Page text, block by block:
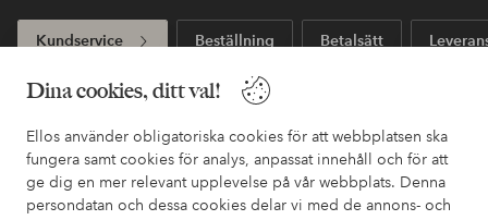
Dina cookies, ditt val!
Ellos använder obligatoriska cookies för att webbplatsen ska
fungera samt cookies för analys, anpassat innehåll och för att
ge dig en mer relevant upplevelse på vår webbplats. Denna
persondatan och dessa cookies delar vi med de annons- och
Kundservice Beställning Betalsätt
Mina sidor
Om Ellos